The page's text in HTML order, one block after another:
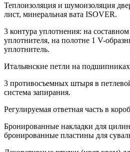
Теплоизоляция и шумоизоляция
лист, минеральная вата ISOVER.
3 контура уплотнения: на
уплотнителя, на полотне 1 V-
уплотнитель.
Итальянские петли на
3 противосъемных штыря в
система запирания.
Регулируемая ответная часть в
Бронированные накладки для
бронированные пластины для